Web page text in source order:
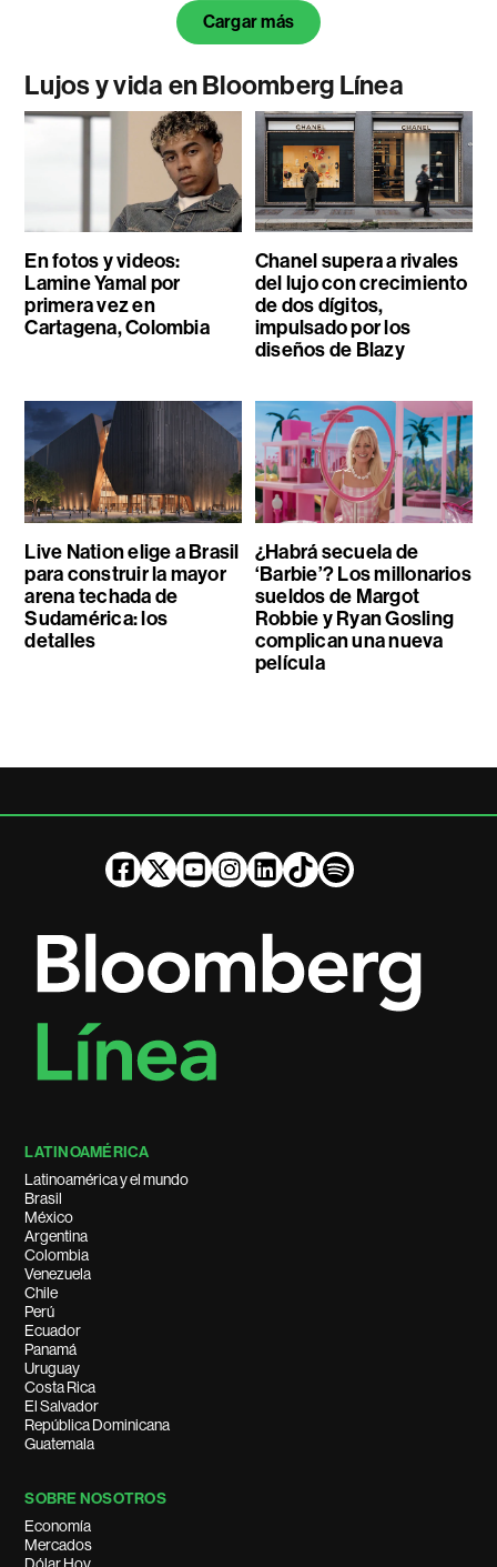
Cargar más
Lujos y vida en Bloomberg Línea
En fotos y videos:
Lamine Yamal por
primera vez en
Cartagena, Colombia
Chanel supera a rivales
del lujo con crecimiento
de dos dígitos,
impulsado por los
diseños de Blazy
Live Nation elige a Brasil
para construir la mayor
arena techada de
Sudamérica: los
detalles
¿Habrá secuela de
‘Barbie’? Los millonarios
sueldos de Margot
Robbie y Ryan Gosling
complican una nueva
película
LATINOAMÉRICA
Latinoamérica y el mundo
Brasil
México
Argentina
Colombia
Venezuela
Chile
Perú
Ecuador
Panamá
Uruguay
Costa Rica
El Salvador
República Dominicana
Guatemala
SOBRE NOSOTROS
Economía
Mercados